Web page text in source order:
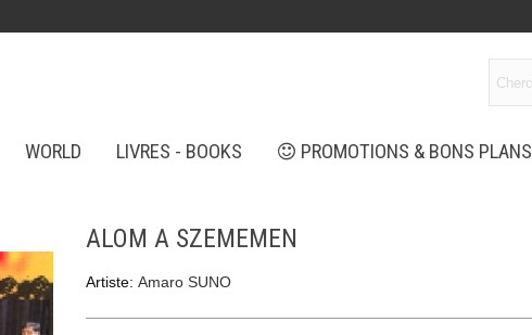
WORLD LIVRES - BOOKS PROMOTIONS & BONS PLANS
ALOM A SZEMEMEN
Artiste: Amaro SUNO